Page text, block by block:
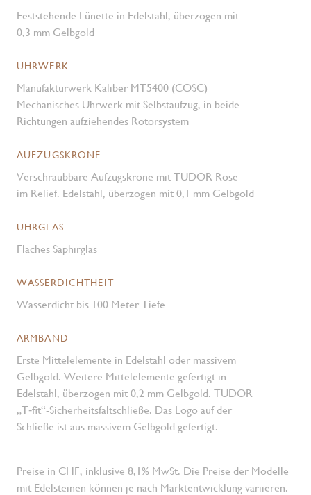
Feststehende Lünette in Edelstahl, überzogen mit
0,3 mm Gelbgold
UHRWERK
Manufakturwerk Kaliber MT5400 (COSC)
Mechanisches Uhrwerk mit Selbstaufzug, in beide
Richtungen aufziehendes Rotorsystem
AUFZUGSKRONE
Verschraubbare Aufzugskrone mit TUDOR Rose
im Relief. Edelstahl, überzogen mit 0,1 mm Gelbgold
UHRGLAS
Flaches Saphirglas
WASSERDICHTHEIT
Wasserdicht bis 100 Meter Tiefe
ARMBAND
Erste Mittelelemente in Edelstahl oder massivem
Gelbgold. Weitere Mittelelemente gefertigt in
Edelstahl, überzogen mit 0,2 mm Gelbgold. TUDOR
„T‑fit“-Sicherheits­faltschließe. Das Logo auf der
Schließe ist aus massivem Gelbgold gefertigt.
Preise in CHF, inklusive 8,1% MwSt. Die Preise der Modelle
mit Edelsteinen können je nach Marktentwicklung variieren.